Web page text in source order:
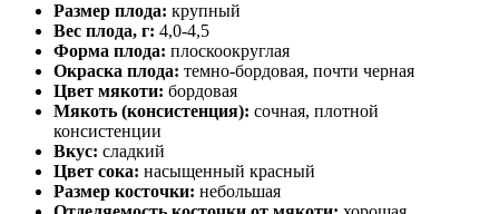
Размер плода: крупный
Вес плода, г: 4,0-4,5
Форма плода: плоскоокруглая
Окраска плода: темно-бордовая, почти черная
Цвет мякоти: бордовая
Мякоть (консистенция): сочная, плотной
консистенции
Вкус: сладкий
Цвет сока: насыщенный красный
Размер косточки: небольшая